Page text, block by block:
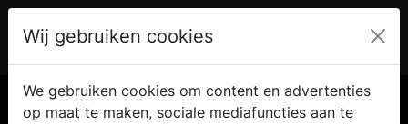
€ 0.00
Wij gebruiken cookies
We gebruiken cookies om content en advertenties
op maat te maken, sociale mediafuncties aan te